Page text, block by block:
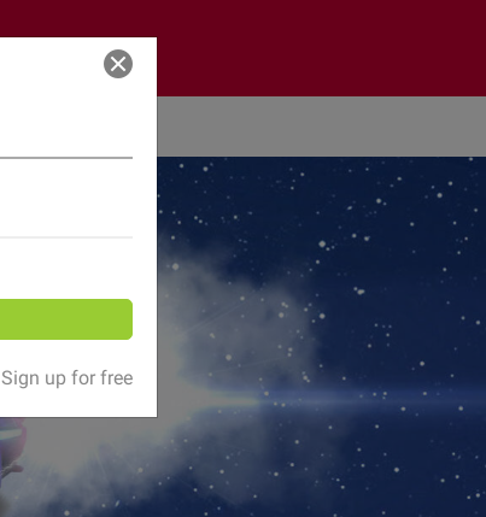
Log in
Sign up for free